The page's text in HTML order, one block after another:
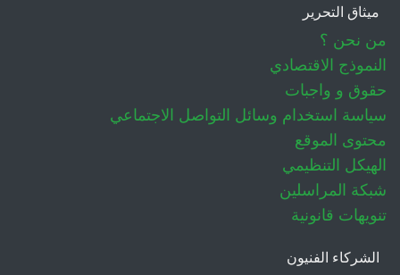
ميثاق التحرير
من نحن ؟
النموذج الاقتصادي
حقوق و واجبات
سياسة استخدام وسائل التواصل الاجتماعي
محتوى الموقع
الهيكل التنظيمي
شبكة المراسلين
تنويهات قانونية
الشركاء الفنيون